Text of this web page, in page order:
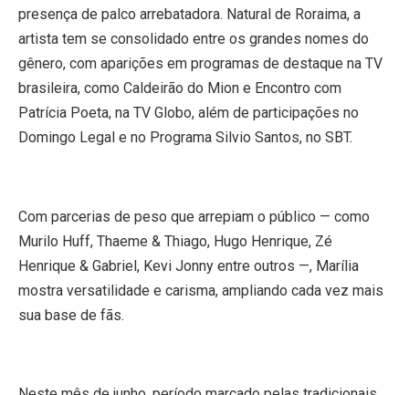
presença de palco arrebatadora. Natural de Roraima, a
artista tem se consolidado entre os grandes nomes do
gênero, com aparições em programas de destaque na TV
brasileira, como Caldeirão do Mion e Encontro com
Patrícia Poeta, na TV Globo, além de participações no
Domingo Legal e no Programa Silvio Santos, no SBT.
Com parcerias de peso que arrepiam o público — como
Murilo Huff, Thaeme & Thiago, Hugo Henrique, Zé
Henrique & Gabriel, Kevi Jonny entre outros —, Marília
mostra versatilidade e carisma, ampliando cada vez mais
sua base de fãs.